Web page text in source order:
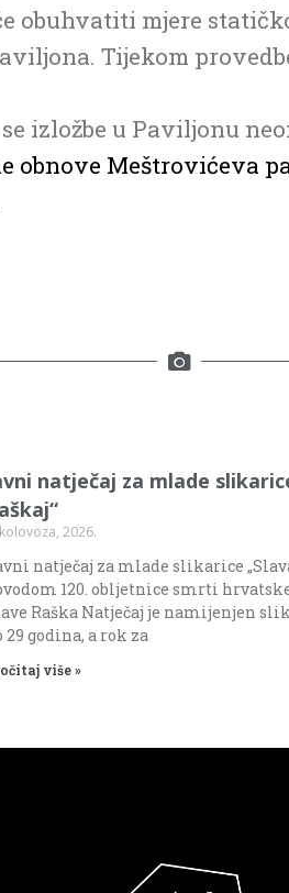
obuhvatiti mjere
Tijekom
izložbe u Paviljonu
obnove Meštrovićeva
natječaj za mlade
2026.
natječaj za mlade slikarice
120. obljetnice smrti
Raška Natječaj je namijenjen
29 godina, a rok za
više »